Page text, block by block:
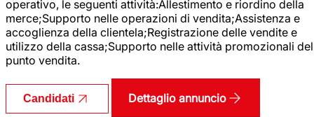
operativo, le seguenti attività:Allestimento e riordino della
merce;Supporto nelle operazioni di vendita;Assistenza e
accoglienza della clientela;Registrazione delle vendite e
utilizzo della cassa;Supporto nelle attività promozionali del
punto vendita.
Candidati Dettaglio annuncio